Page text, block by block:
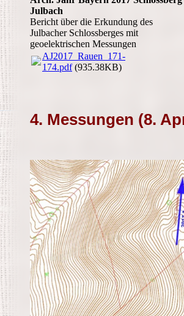
Julbach
Bericht über die Erkundung des
Julbacher Schlossberges mit
geoelektrischen Messungen
AJ2017_Rauen_171-
174.pdf(935.38KB)
4. Messungen (8.